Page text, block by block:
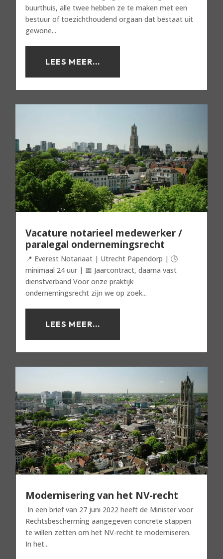
buurthuis, alle twee hebben ze te maken met een
bestuur of toezichthoudend orgaan dat bestaat uit
gewone...
LEES MEER...
Vacature notarieel medewerker /
paralegal ondernemingsrecht
📍 Everest Notariaat | Utrecht Papendorp | 🕓
minimaal 24 uur | 📅 Jaarcontract, daarna vast
dienstverband Voor onze praktijk
ondernemingsrecht zijn we op zoek...
LEES MEER...
Modernisering van het NV-recht
In een brief van 27 juni 2022 heeft de Minister voor
Rechtsbescherming aangegeven concrete stappen
te willen zetten om het NV-recht te moderniseren.
In het...